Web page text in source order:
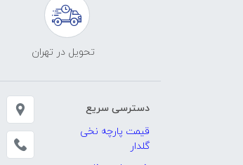
تحویل در تهران
دسترسی سریع
قیمت پارچه نخی
گلدار